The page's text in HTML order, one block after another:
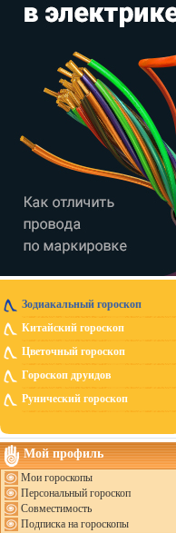
Зодиакальный гороскоп
Китайский гороскоп
Цветочный гороскоп
Гороскоп друидов
Рунический гороскоп
Мой профиль
Мои гороскопы
Персональный гороскоп
Совместимость
Подписка на гороскопы